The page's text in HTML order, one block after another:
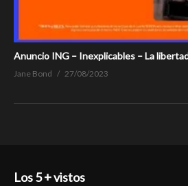
Anuncio ING – Inexplicables – La
Jane Bond 27/08/2023
Los 5 + vistos